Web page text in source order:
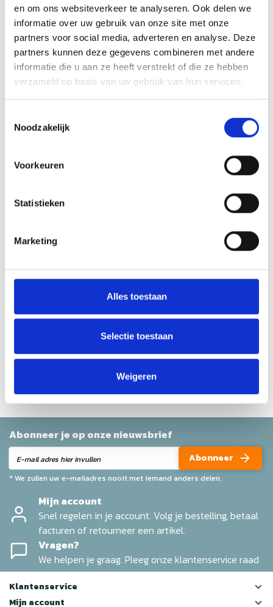
en om ons websiteverkeer te analyseren. Ook delen we
informatie over uw gebruik van onze site met onze
partners voor social media, adverteren en analyse. Deze
partners kunnen deze gegevens combineren met andere
informatie die u aan ze heeft verstrekt of die ze hebben
verzameld op basis van uw gebruik van hun services.
Noodzakelijk
Voorkeuren
Statistieken
Marketing
Alles toestaan
Selectie toestaan
Weigeren
Aantal
Toevoegen aan winkelwagen
Toevoegen aan offerte
Neem contact op over dit product
Wat onze klanten zeggen
Gemiddelde van 0 review(s)
Help ons en andere klanten door het schrijven van een
Abonneer je op onze nieuwsbrief
Abonneer
* We zullen uw e-mailadres nooit met iemand anders delen.
Mijn account
Snel regelen in je account. Volg je bestelling, betaal
facturen of retourneer een artikel.
Vragen?
We helpen je graag. Pleeg onze klantenservice raad
Klantenservice
Mijn account